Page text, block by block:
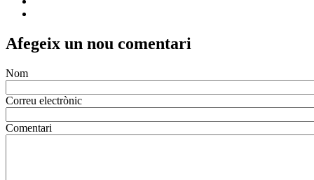
Afegeix un nou comentari
Nom
Correu electrònic
Comentari